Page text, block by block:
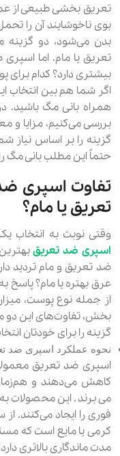
تعریق بخشی طبیعی از
بوی ناخوشایند آن را
بدن می‌شود، دو
تعریق یا مام. اما
بیشتری دارد؟ کدام
اگر شما هم بین انتخاب
همراه بانی مگ باشید.
بررسی می‌کنیم، مزایا و
گزینه را بر اساس نیاز
حتماً این مطلب بانی مگ را
تفاوت اسپری
تعریق یا مام؟
وقتی نوبت به انتخاب
اسپری ضد تعریقبهترین
ضد تعریق و مام تردید
عرق بهتره یا مام؟ پاسخ
از جمله نوع پوست،
بخش، تفاوت‌های این دو
گزینه را برای خودتان
نحوه عملکرد اسپری ضد
اسپری ضد تعریق
کاهش می‌دهند و هم‌زمان
می‌برند. این
فوری را ایجاد می‌کنند.
کرمی یا مایع است که
مدت ماندگاری بالاتری دارد.